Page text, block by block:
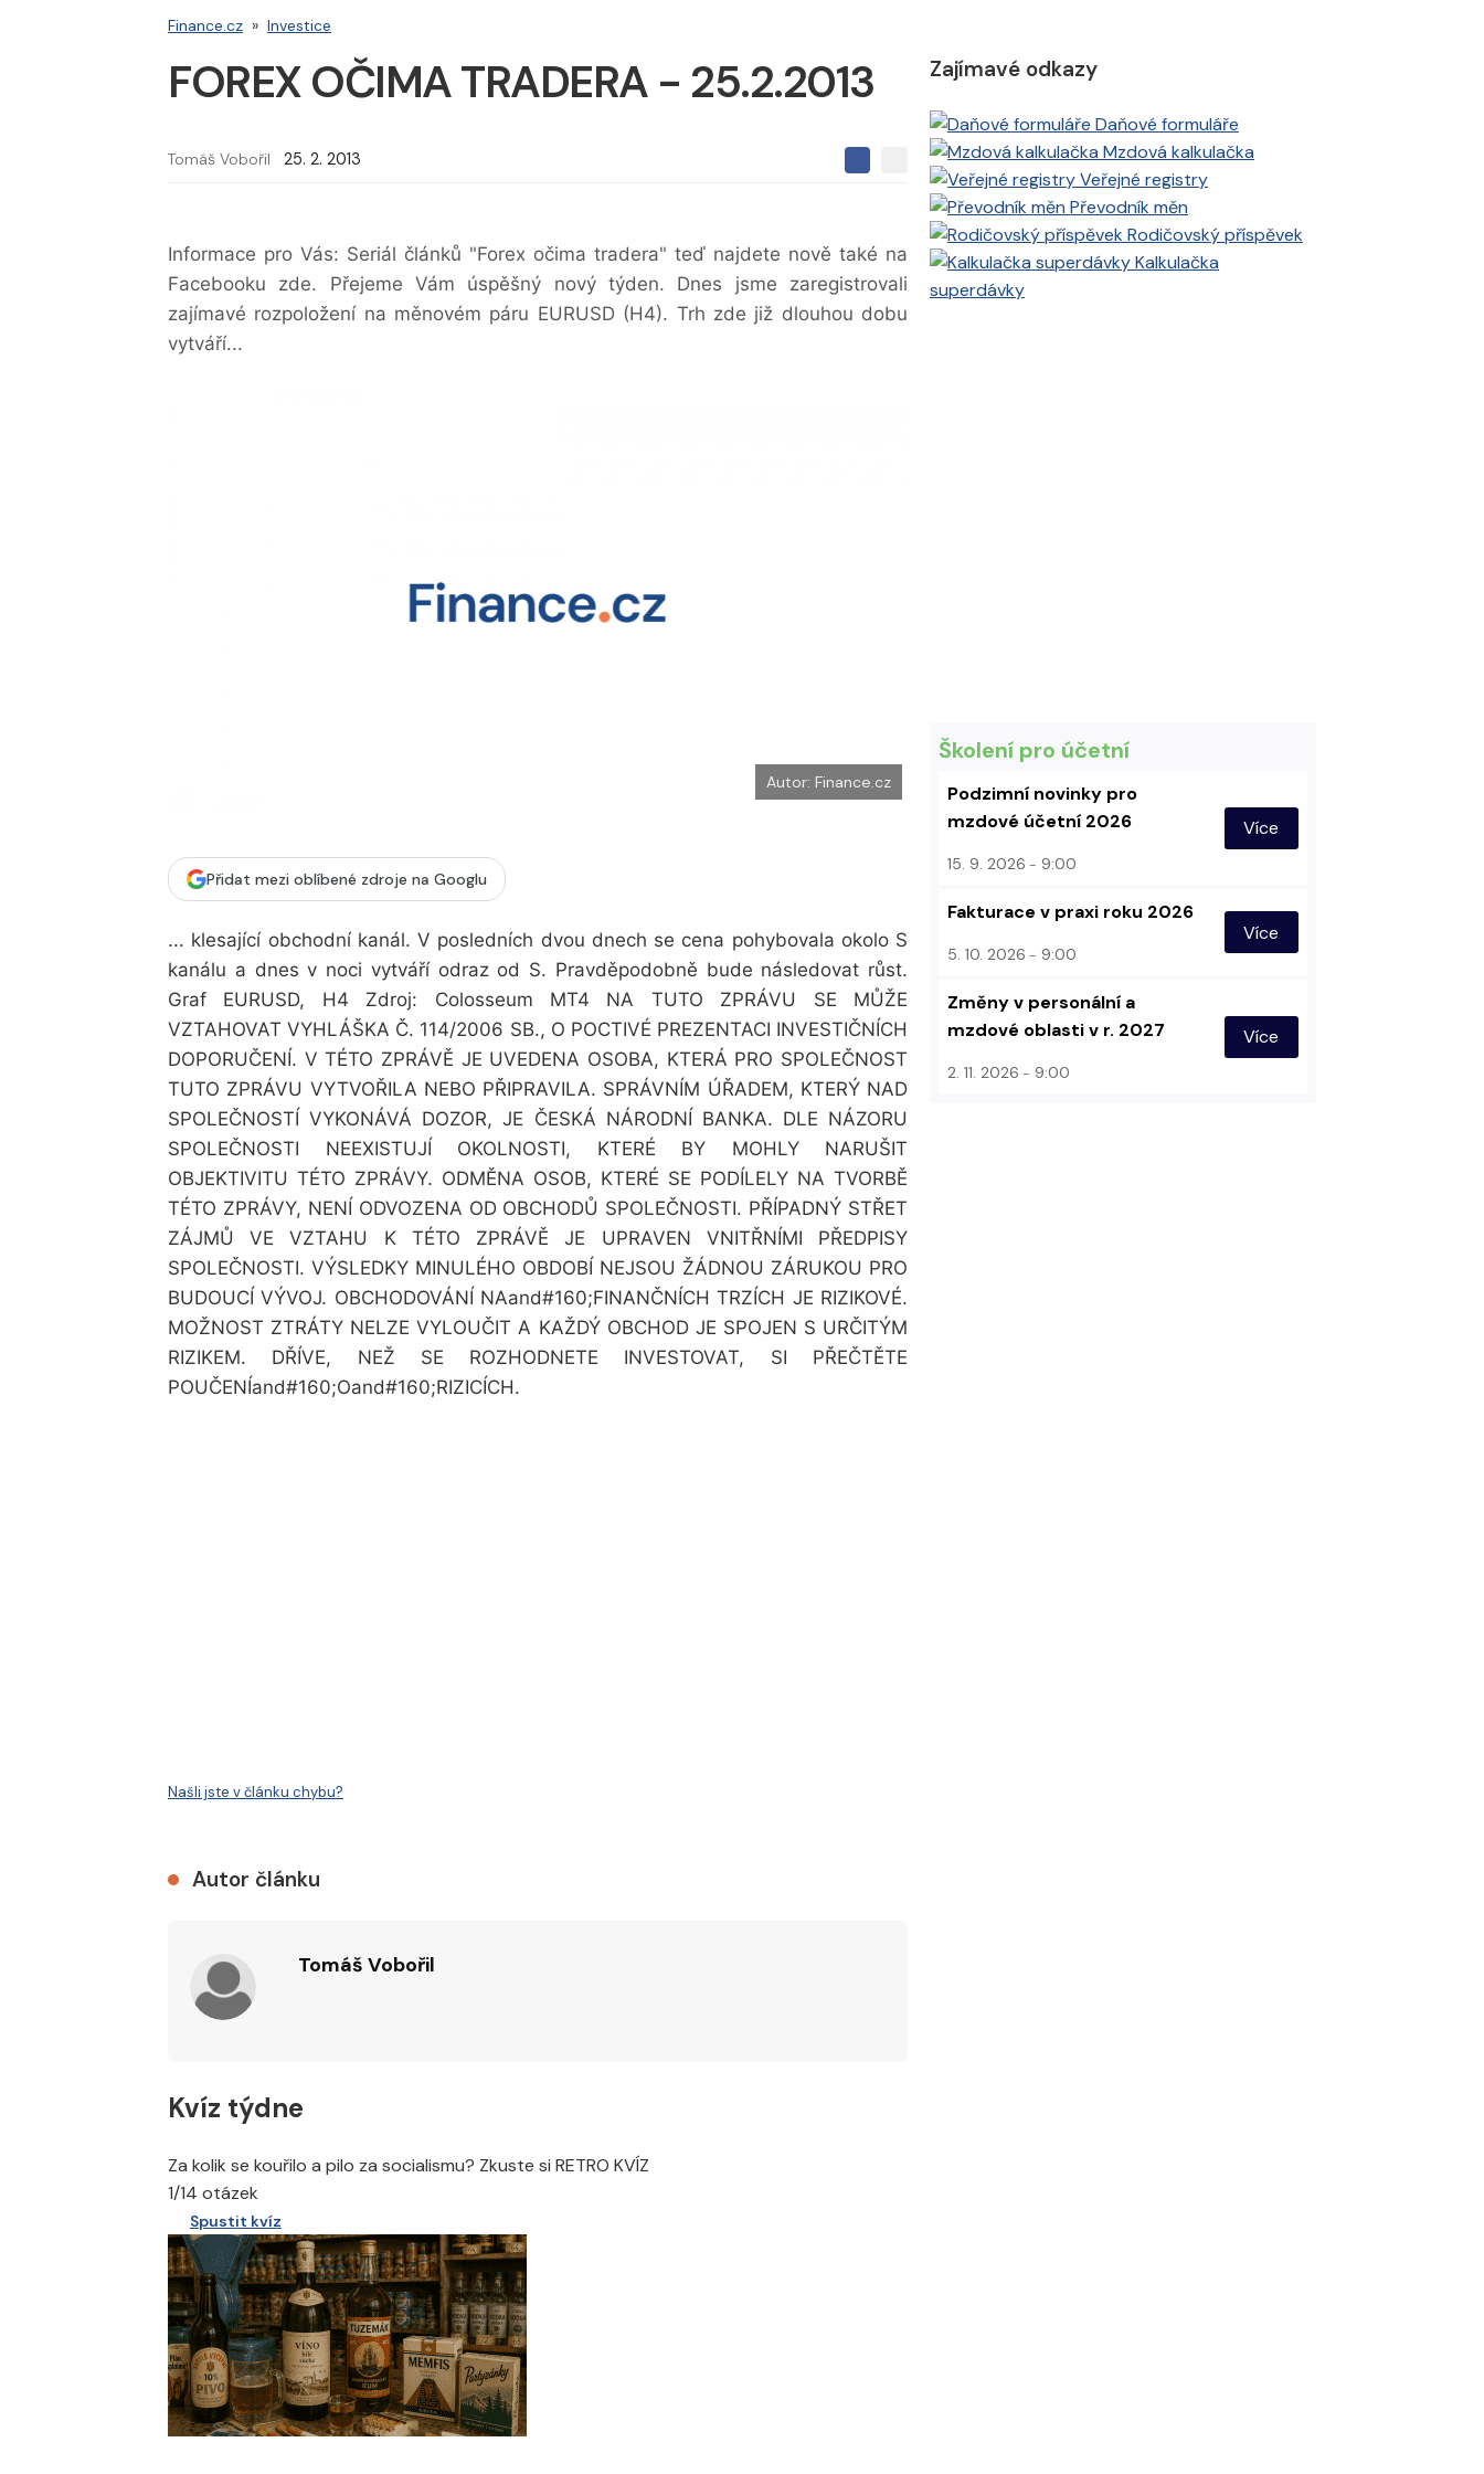
Finance.cz » Investice
FOREX OČIMA TRADERA - 25.2.2013
Tomáš Vobořil 25. 2. 2013
S
l
e
t
S
j
e
a
j
t
e
n
Informace pro Vás: Seriál článků "Forex očima tradera" teď najdete nově také na
Facebooku zde. Přejeme Vám úspěšný nový týden. Dnes jsme zaregistrovali
zajímavé rozpoložení na měnovém páru EURUSD (H4). Trh zde již dlouhou dobu
vytváří...
Autor: Finance.cz
Přidat mezi oblíbené zdroje na Googlu
... klesající obchodní kanál. V posledních dvou dnech se cena pohybovala okolo S
kanálu a dnes v noci vytváří odraz od S. Pravděpodobně bude následovat růst.
Graf EURUSD, H4 Zdroj: Colosseum MT4 NA TUTO ZPRÁVU SE MŮŽE
VZTAHOVAT VYHLÁŠKA Č. 114/2006 SB., O POCTIVÉ PREZENTACI INVESTIČNÍCH
DOPORUČENÍ. V TÉTO ZPRÁVĚ JE UVEDENA OSOBA, KTERÁ PRO SPOLEČNOST
TUTO ZPRÁVU VYTVOŘILA NEBO PŘIPRAVILA. SPRÁVNÍM ÚŘADEM, KTERÝ NAD
SPOLEČNOSTÍ VYKONÁVÁ DOZOR, JE ČESKÁ NÁRODNÍ BANKA. DLE NÁZORU
SPOLEČNOSTI NEEXISTUJÍ OKOLNOSTI, KTERÉ BY MOHLY NARUŠIT
OBJEKTIVITU TÉTO ZPRÁVY. ODMĚNA OSOB, KTERÉ SE PODÍLELY NA TVORBĚ
TÉTO ZPRÁVY, NENÍ ODVOZENA OD OBCHODŮ SPOLEČNOSTI. PŘÍPADNÝ STŘET
ZÁJMŮ VE VZTAHU K TÉTO ZPRÁVĚ JE UPRAVEN VNITŘNÍMI PŘEDPISY
SPOLEČNOSTI. VÝSLEDKY MINULÉHO OBDOBÍ NEJSOU ŽÁDNOU ZÁRUKOU PRO
BUDOUCÍ VÝVOJ. OBCHODOVÁNÍ NAand#160;FINANČNÍCH TRZÍCH JE RIZIKOVÉ.
MOŽNOST ZTRÁTY NELZE VYLOUČIT A KAŽDÝ OBCHOD JE SPOJEN S URČITÝM
RIZIKEM. DŘÍVE, NEŽ SE ROZHODNETE INVESTOVAT, SI PŘEČTĚTE
POUČENÍand#160;Oand#160;RIZICÍCH.
Našli jste v článku chybu?
Autor článku
Tomáš Vobořil
Kvíz týdne
Za kolik se kouřilo a pilo za socialismu? Zkuste si RETRO KVÍZ
1/14 otázek
Spustit kvíz
Zajímavé odkazy
Daňové formuláře
Mzdová kalkulačka
Veřejné registry
Převodník měn
Rodičovský příspěvek
Kalkulačka
superdávky
Školení pro účetní
Podzimní novinky pro
mzdové účetní 2026
15. 9. 2026 9:00
Více
Fakturace v praxi roku 2026
5. 10. 2026 9:00
Více
Změny v personální a
mzdové oblasti v r. 2027
2. 11. 2026 9:00
Více